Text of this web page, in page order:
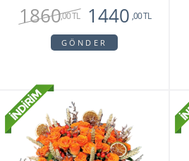
1860,00 TL 1440 ,00 TL
GÖNDER